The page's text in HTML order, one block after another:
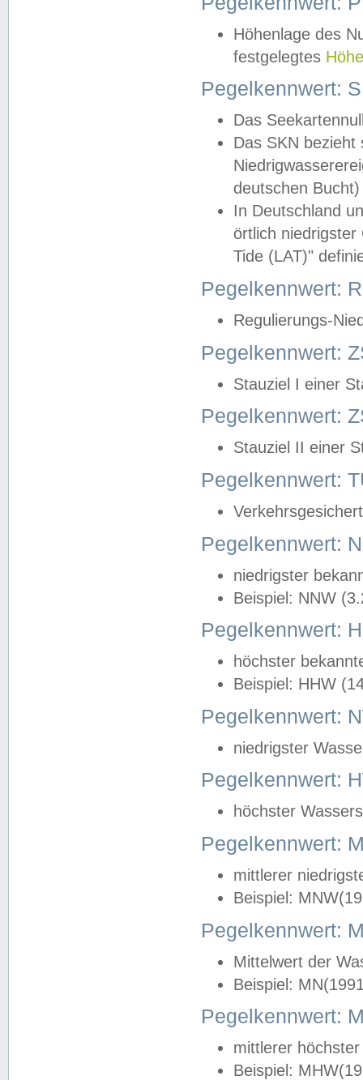
Höhenlage des
festgelegtes
Pegelkennwert:
Das
Das SKN
deutschen
In Deutschland
örtlich
Tide (LAT)"
Pegelkennwert:
Regulierungs-
Pegelkennwert:
Stauziel I einer
Pegelkennwert:
Stauziel II einer
Pegelkennwert:
Pegelkennwert:
niedrigster
Beispiel: NNW
Pegelkennwert:
höchster
Beispiel: HHW
Pegelkennwert:
niedrigster
Pegelkennwert:
höchster
Pegelkennwert:
mittlerer
Beispiel:
Pegelkennwert:
Mittelwert der
Beispiel:
Pegelkennwert:
mittlerer
Beispiel: